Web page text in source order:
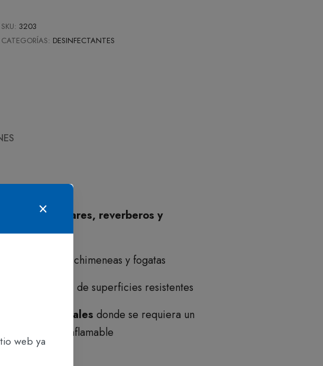
SKU: 3203
CATEGORÍAS: DESINFECTANTES
samovares, reverberos y
para chimeneas y fogatas
de superficies resistentes
industriales donde se requiera un
desinfectante inflamable
web ya